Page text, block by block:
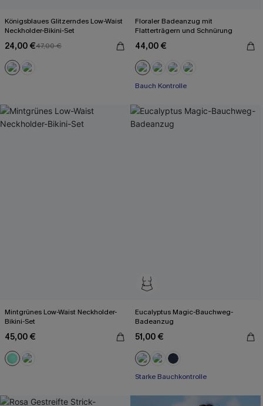
Königsblaues Glitzerndes Low-Waist
Neckholder-Bikini-Set
24,00 €47,00 €
Floraler Badeanzug mit
Flatterträgern und Schnürung
44,00 €
Bauch Kontrolle
Mintgrünes Low-Waist Neckholder-
Bikini-Set
45,00 €
Eucalyptus Magic-Bauchweg-
Badeanzug
51,00 €
Starke Bauchkontrolle